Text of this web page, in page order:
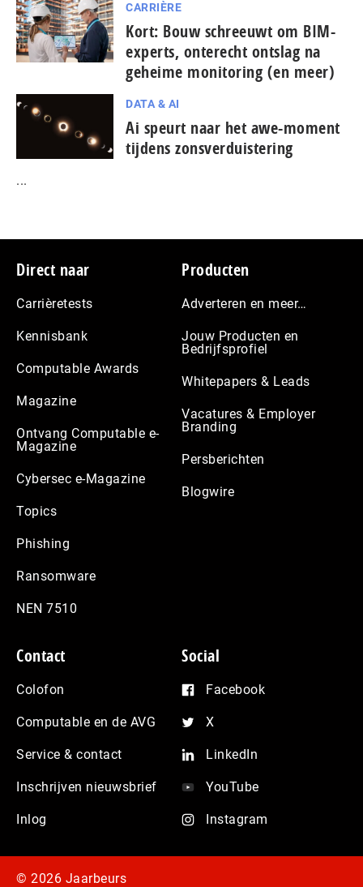
CARRIÈRE
Kort: Bouw schreeuwt om BIM-
experts, onterecht ontslag na
geheime monitoring (en meer)
DATA & AI
Ai speurt naar het awe-moment
tijdens zonsverduistering
...
Footer
Direct naar
Carrièretests
Kennisbank
Computable Awards
Magazine
Ontvang Computable e-
Magazine
Cybersec e-Magazine
Topics
Phishing
Ransomware
NEN 7510
Producten
Adverteren en meer…
Jouw Producten en
Bedrijfsprofiel
Whitepapers & Leads
Vacatures & Employer
Branding
Persberichten
Blogwire
Contact
Colofon
Computable en de AVG
Service & contact
Inschrijven nieuwsbrief
Inlog
Social
Facebook
X
LinkedIn
YouTube
Instagram
© 2026 Jaarbeurs